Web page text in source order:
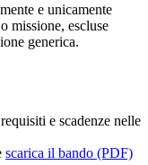
e unicamente
missione, escluse
generica.
e scadenze nelle
scarica il bando (PDF)